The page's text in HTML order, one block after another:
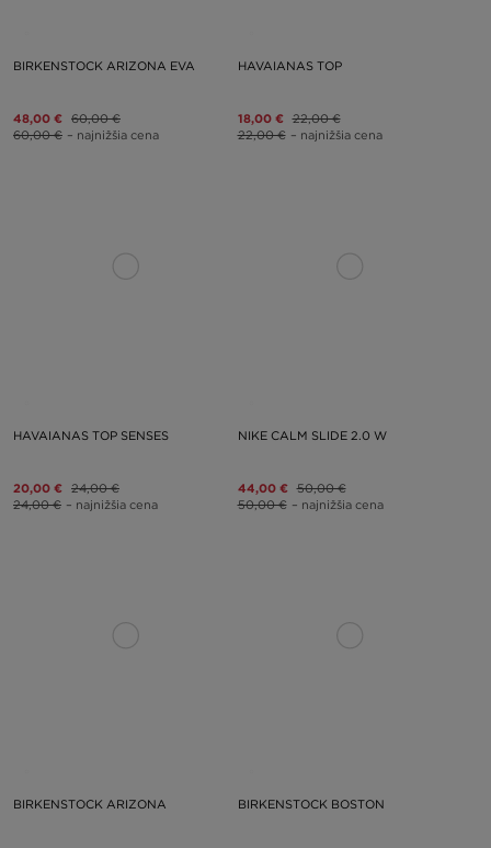
BIRKENSTOCK ARIZONA EVA
48,00 € 60,00 €
60,00 € – najnižšia cena
HAVAIANAS TOP
18,00 € 22,00 €
22,00 € – najnižšia cena
HAVAIANAS TOP SENSES
20,00 € 24,00 €
24,00 € – najnižšia cena
NIKE CALM SLIDE 2.0 W
44,00 € 50,00 €
50,00 € – najnižšia cena
BIRKENSTOCK ARIZONA BIRKENSTOCK BOSTON